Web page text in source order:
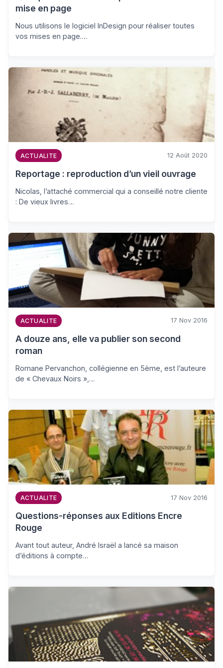
mise en page
Nous utilisons le logiciel InDesign pour réaliser toutes
vos mises en page.…
ACTUALITE 12 Août 2020
Reportage : reproduction d’un vieil ouvrage
Nicolas, l’attaché commercial qui a conseillé notre cliente
: De vieux livres…
ACTUALITE 17 Nov 2016
A douze ans, elle va publier son second
roman
Romane Pervanchon, collégienne en 5ème, est l’auteure
de « Chevaux Noirs »,…
ACTUALITE 17 Nov 2016
Questions-réponses aux Editions Encre
Rouge
Avant tout auteur, André Israël a lancé sa maison
d’éditions à compte…